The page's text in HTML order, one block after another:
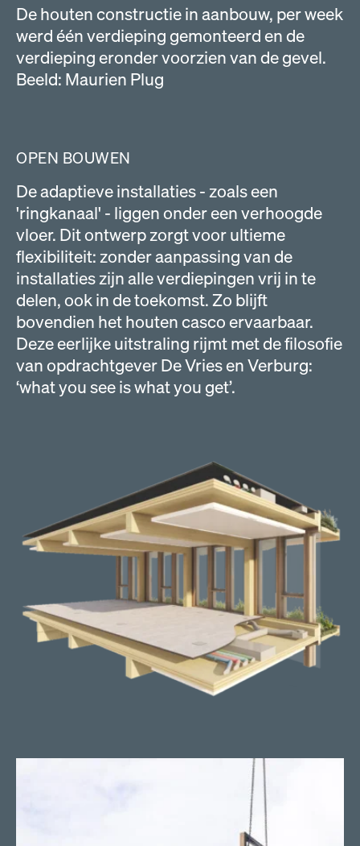
De houten constructie in aanbouw, per week
werd één verdieping gemonteerd en de
verdieping eronder voorzien van de gevel.
Beeld: Maurien Plug
OPEN BOUWEN
De adaptieve installaties - zoals een
'ringkanaal' - liggen onder een verhoogde
vloer. Dit ontwerp zorgt voor ultieme
flexibiliteit: zonder aanpassing van de
installaties zijn alle verdiepingen vrij in te
delen, ook in de toekomst. Zo blijft
bovendien het houten casco ervaarbaar.
Deze eerlijke uitstraling rijmt met de filosofie
van opdrachtgever De Vries en Verburg:
‘what you see is what you get’.